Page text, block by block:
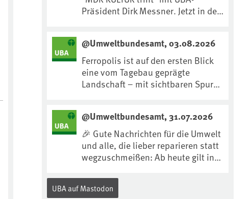
Präsident Dirk Messner. Jetzt in der
t/trifft/dirk-messner-audio-
100.html
@Umweltbundesamt, 03.08.2026
Ferropolis ist auf den ersten Blick
eine vom Tagebau geprägte
Landschaft – mit sichtbaren Spuren
Boden. Doch diese Landschaft
erzählt mehr als nur ihre
bergbauliche Vergangenheit. Hier
lässt sich beobachten, wie sich aus
Kippenflächen lebendige Böden
entwickeln, Pflanzen Fuß fassen &
neue Lebensräume entstehen....
@Umweltbundesamt, 31.07.2026
🎉 Gute Nachrichten für die Umwelt
und alle, die lieber reparieren statt
wegzuschmeißen: Ab heute gilt in
das „Recht auf
Reparatur“.Demnach müssen
UBA auf Mastodon